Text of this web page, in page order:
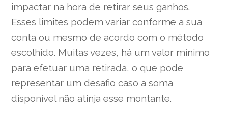
impactar na hora de retirar seus ganhos.
Esses limites podem variar conforme a sua
conta ou mesmo de acordo com o método
escolhido. Muitas vezes, há um valor mínimo
para efetuar uma retirada, o que pode
representar um desafio caso a soma
disponível não atinja esse montante.